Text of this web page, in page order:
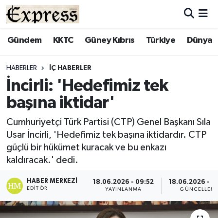
Gündem KKTC Güney Kıbrıs Türkiye Dünya
HABERLER İÇ HABERLER
İncirli: 'Hedefimiz tek
başına iktidar'
Cumhuriyetçi Türk Partisi (CTP) Genel Başkanı Sıla
Usar İncirli, 'Hedefimiz tek başına iktidardır. CTP
güçlü bir hükümet kuracak ve bu enkazı
kaldıracak.' dedi.
HABER MERKEZI
EDITÖR
18.06.2026 - 09:52
YAYINLANMA
18.06.2026 -
ALAYKÖY
BİLİM
ÇATALKÖY
DÜNYA
EĞİTİM
EKONOMİ
ENGLISH
Hava Durumu
Süper Lig Puan Durumu ve Fikstür
Tüm Manşetler
Son Dakika Haberleri
Haber Arşivi